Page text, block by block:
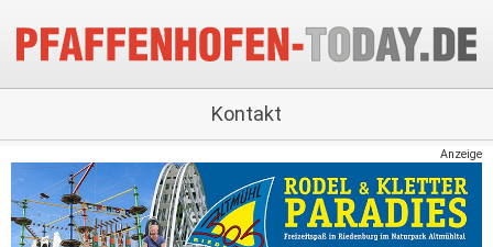
Kontakt
Anzeige